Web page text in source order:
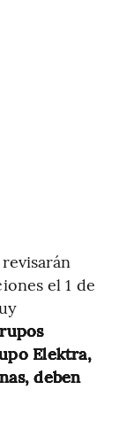
el 1 de
Elektra,
deben